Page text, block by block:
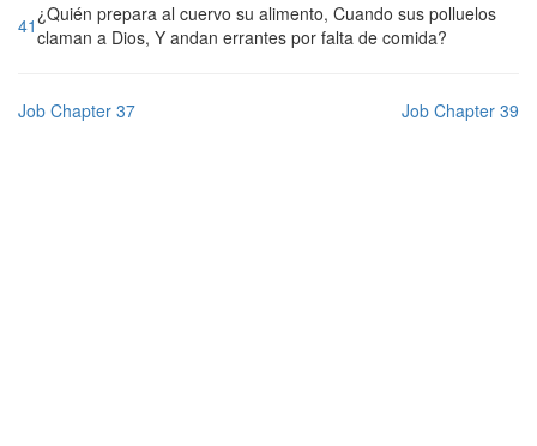
41 ¿Quién prepara al cuervo su alimento, Cuando sus polluelos
claman a Dios, Y andan errantes por falta de comida?
Job Chapter 37 Job Chapter 39